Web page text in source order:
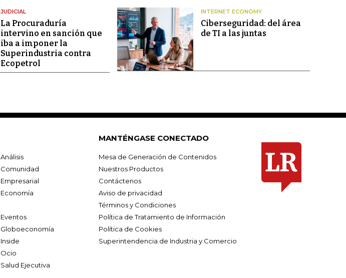
JUDICIAL
La Procuraduría
intervino en sanción que
iba a imponer la
Superindustria contra
Ecopetrol
INTERNET ECONOMY
Ciberseguridad: del área
de TI a las juntas
Análisis
Comunidad
Empresarial
Economía
Eventos
Globoeconomía
Inside
Ocio
Salud Ejecutiva
MANTÉNGASE CONECTADO
Mesa de Generación de Contenidos
Nuestros Productos
Contáctenos
Aviso de privacidad
Términos y Condiciones
Política de Tratamiento de Información
Política de Cookies
Superintendencia de Industria y Comercio